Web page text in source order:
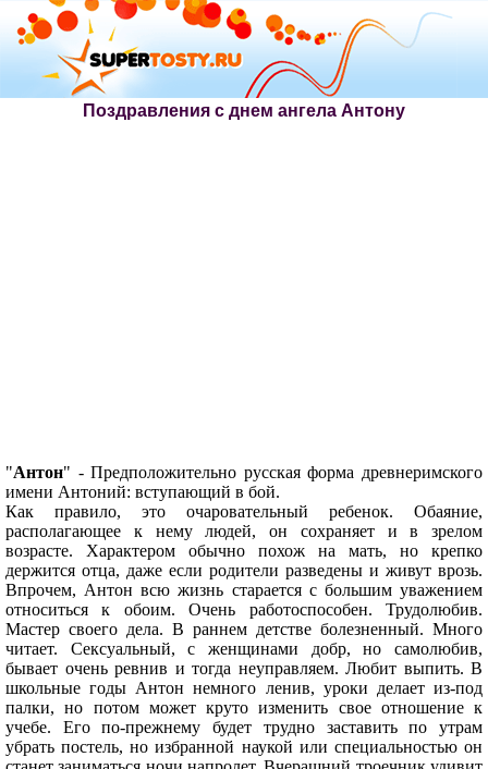
Поздравления с днем ангела Антону
"Антон" - Предположительно русская форма древнеримского
имени Антоний: вступающий в бой.
Как правило, это очаровательный ребенок. Обаяние,
располагающее к нему людей, он сохраняет и в зрелом
возрасте. Характером обычно похож на мать, но крепко
держится отца, даже если родители разведены и живут врозь.
Впрочем, Антон всю жизнь старается с большим уважением
относиться к обоим. Очень работоспособен. Трудолюбив.
Мастер своего дела. В раннем детстве болезненный. Много
читает. Сексуальный, с женщинами добр, но самолюбив,
бывает очень ревнив и тогда неуправляем. Любит выпить. В
школьные годы Антон немного ленив, уроки делает из-под
палки, но потом может круто изменить свое отношение к
учебе. Его по-прежнему будет трудно заставить по утрам
убрать постель, но избранной наукой или специальностью он